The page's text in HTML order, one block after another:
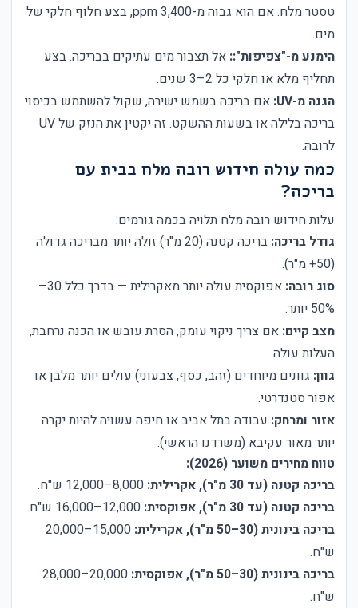
טסטר מלח. אם הוא גבוה מ-3,400 ppm, בצע חלוף חלקי של
מים.
הימנע מ-"צפיפות":: אל תצבור מים עתיקים בבריכה. בצע
תחליף מלא או חלקי כל 2–3 שנים.
הגנה מ-UV:
אם בריכה בשמש ישירה, שקול להשתמש בכיסוי
בריכה בלילה או בשעות ההשקט. זה יקטין את הנזק של UV
לרובה.
כמה עולה חידוש רובה מלח בבית עם
בריכה?
עלות חידוש רובה מלח תלויה בכמה גורמים:
גודל בריכה:
בריכה קטנה (20 מ"ר) זולה יותר מבריכה גדולה
(50+ מ"ר).
סוג רובה:
אפוקסית עולה יותר מאקרילית — בדרך כלל 30–
50% יותר.
מצב קיים: אם צריך ניקוי עומק, הסרת עובש או הכנה נרחבת,
העלות עולה.
גוון: גוונים מיוחדים (זהב, כסף, צבעוני) עולים יותר מלבן או
אפור סטנדרטי.
אזור ומרחק: עבודה בתל אביב או חיפה עשויה להיות יקרה
יותר מאור עקיבא (משרדנו הראשי).
טווח מחירים משוער (2026):
בריכה קטנה (עד 30 מ"ר), אקרילית:
בריכה קטנה (עד 30 מ"ר), אפוקסית:
בריכה בינונית (30–50 מ"ר), אקרילית:
15,000–20,000
ש"ח.
בריכה בינונית (30–50 מ"ר), אפוקסית:
20,000–28,000
ש"ח.